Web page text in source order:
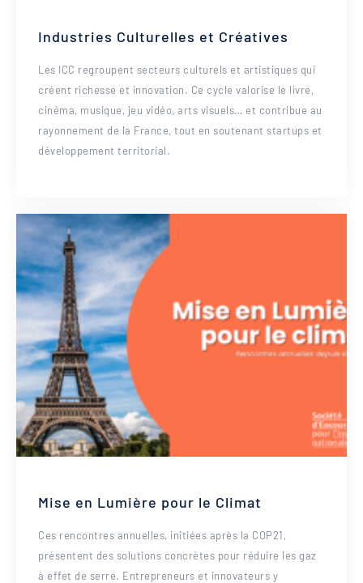
Industries Culturelles et Créatives
Les ICC regroupent secteurs culturels et artistiques qui
créent richesse et innovation. Ce cycle valorise le livre,
cinéma, musique, jeu vidéo, arts visuels… et contribue au
rayonnement de la France, tout en soutenant startups et
développement territorial.
Mise en Lumière pour le Climat
Ces rencontres annuelles, initiées après la COP21,
présentent des solutions concrètes pour réduire les gaz
à effet de serre. Entrepreneurs et innovateurs y